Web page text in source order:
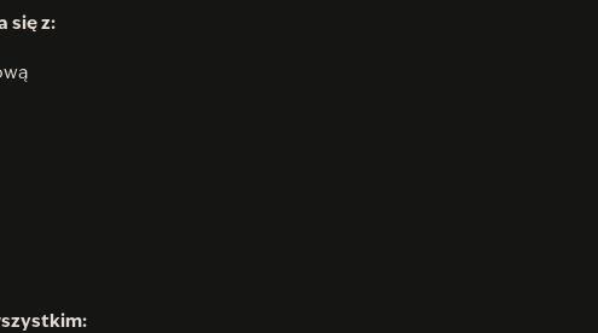
się z: